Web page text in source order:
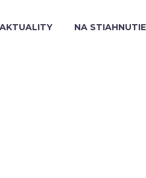
AKTUALITY NA STIAHNUTIE